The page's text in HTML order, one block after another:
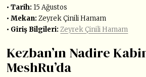
• Tarih: 15 Ağustos
• Mekan: Zeyrek Çinili Hamam
• Giriş Bilgileri: Zeyrek Çinili Hamam
Kezban’ın Nadire
MeshRu’da